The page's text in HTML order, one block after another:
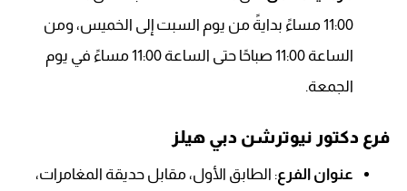
11:00 مساءً بدايةً من يوم السبت إلى الخميس، ومن
الساعة 11:00 صباحًا حتى الساعة 11:00 مساءً في يوم
الجمعة.
فرع دكتور نيوترشن دبي هيلز
عنوان الفرع: الطابق الأول، مقابل حديقة المغامرات،